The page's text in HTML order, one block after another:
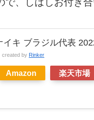
イキ ブラジル代表
created by Rinker
Amazon 楽天市場